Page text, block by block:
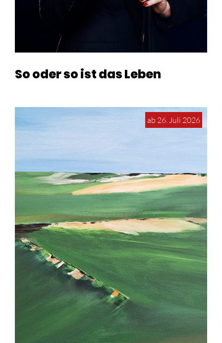
So oder so ist das Leben
ab 26. Juli 2026